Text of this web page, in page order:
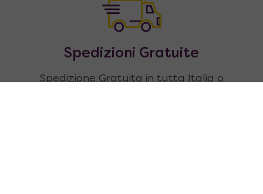
Spedizioni Gratuite
Spedizione Gratuita in tutta Italia o